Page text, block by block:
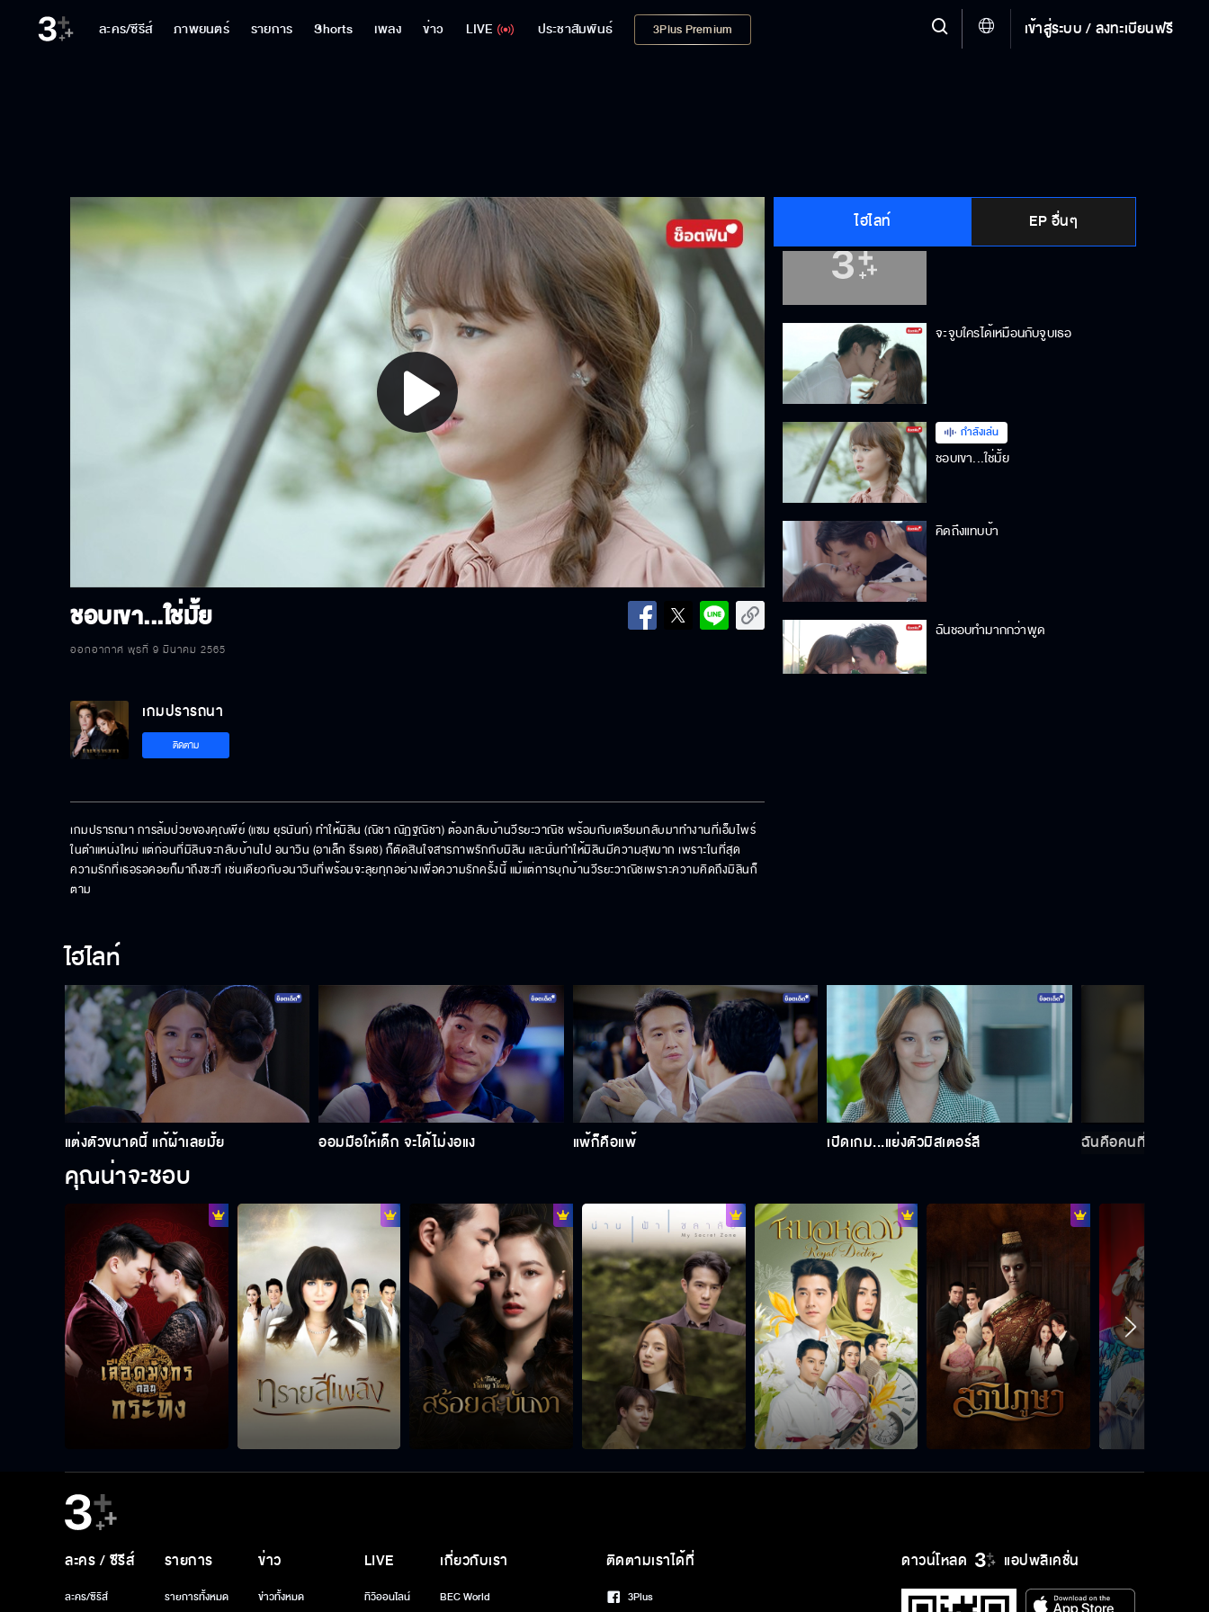
ละคร/ซีรีส์ ภาพยนตร์ รายการ Shorts เพลง ข่าว LIVE ประชาสัมพันธ์ 3Plus Premium เข้าสู่ระบบ / ลงทะเบียนฟรี
Play
Video
ชอบเขา...ใช่มั้ย
ออกอากาศ พุธที่ 9 มีนาคม 2565
ไฮไลท์ EP อื่นๆ
ฉันชอบเธอมากกว่าที่เธอชอบฉัน
โลกของฉันตอนนี้มีแค่เธอคนเดียว
จะจูบใครได้เหมือนกับจูบเธอ
กำลังเล่น
ชอบเขา...ใช่มั้ย
คิดถึงแทบบ้า
ฉันชอบทำมากกว่าพูด
อยู่นานแค่ไหนก็ได้ ไม่จำกัดเวลา
ก็แค่ทำให้ผิดใจกัน
เธอมีอะไรปิดบังฉันหรือเปล่า
ห่วงตัวเองก่อน ไม่ใช่ไปห่วงผู้หญิงคน
นั้น
ทีนี้แกรู้หรือยังว่าแกกำลังเล่นอยู่กับใคร
เกมปรารถนา
ติดตาม
เกมปรารถนา การล้มป่วยของคุณพีย์ (แซม ยุรนันท์) ทำให้มิลิน (ณิชา ณัฏฐณิชา) ต้องกลับบ้านวีรยะวาณิช พร้อมกับเตรียมกลับมาทำงานที่เอ็มไพร์
ในตำแหน่งใหม่ แต่ก่อนที่มิลินจะกลับบ้านไป อนาวิน (อาเล็ก ธีรเดช) ก็ตัดสินใจสารภาพรักกับมิลิน และนั่นทำให้มิลินมีความสุขมาก เพราะในที่สุด
ความรักที่เธอรอคอยก็มาถึงซะที เช่นเดียวกับอนาวินที่พร้อมจะลุยทุกอย่างเพื่อความรักครั้งนี้ แม้แต่การบุกบ้านวีรยะวาณิชเพราะความคิดถึงมิลินก็
ตาม
ไฮไลท์
แต่งตัวขนาดนี้ แก้ผ้าเลยมั้ย ออมมือให้เด็ก จะได้ไม่งอแง แพ้ก็คือแพ้ เปิดเกม...แย่งตัวมิสเตอร์ลี ฉันคือคนที่รู้ใจแกที่สุ
คุณน่าจะชอบ
ดาวน์โหลด แอปพลิเคชั่น
ละคร / ซีรีส์
ละคร/ซีรีส์
รายการ
รายการทั้งหมด
ข่าว
ข่าวทั้งหมด
LIVE
ทีวีออนไลน์
เกี่ยวกับเรา
BEC World
ติดตามเราได้ที่
3Plus